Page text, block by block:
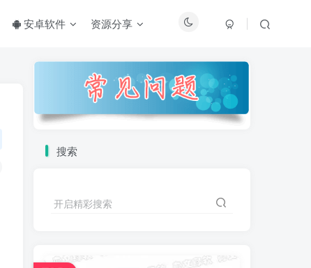
安卓软件 资源分享
搜索
开启精彩搜索